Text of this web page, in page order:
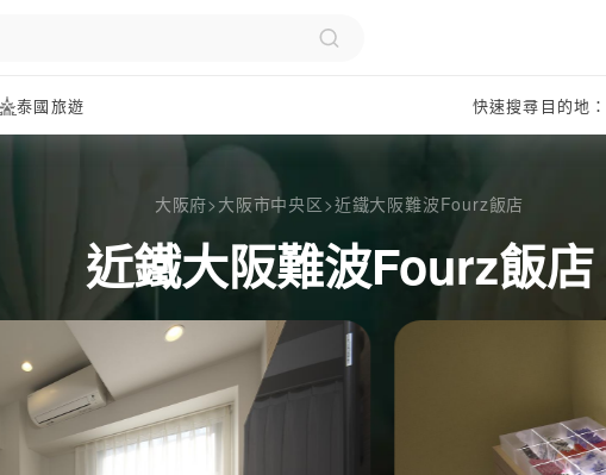
泰國旅遊 快速搜尋目的地
大阪府>大阪市中央区>近鐵大阪難波Fourz飯店
近鐵大阪難波Fourz飯店